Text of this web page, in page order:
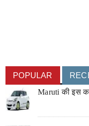
POPULAR
Maruti की इस